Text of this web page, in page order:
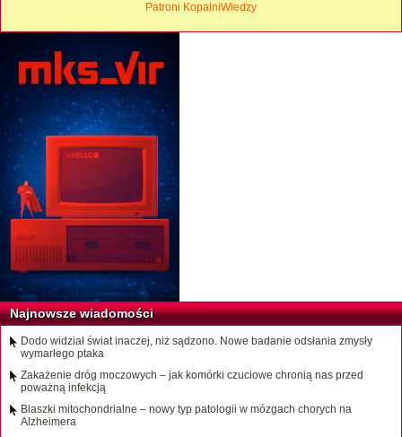
Patroni KopalniWiedzy
Najnowsze wiadomości
Dodo widział świat inaczej, niż sądzono. Nowe badanie odsłania zmysły
wymarłego ptaka
Zakażenie dróg moczowych – jak komórki czuciowe chronią nas przed
poważną infekcją
Blaszki mitochondrialne – nowy typ patologii w mózgach chorych na
Alzheimera